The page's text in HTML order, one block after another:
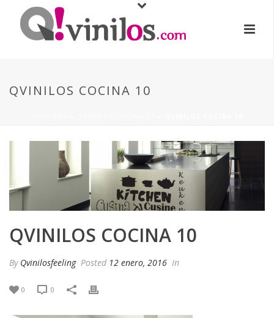
QVINILOS COCINA 10
QVINILOS COCINA 10
By Qvinilosfeeling Posted 12 enero, 2016 In
0 0